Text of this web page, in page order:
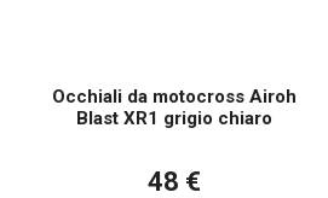
Occhiali da motocross Airoh
Blast XR1 grigio chiaro
48 €